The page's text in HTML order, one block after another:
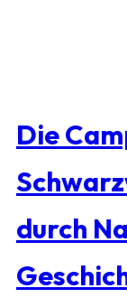
Die
durch